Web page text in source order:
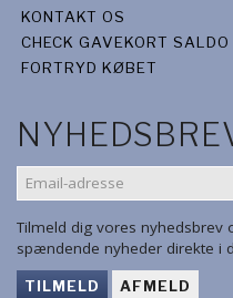
KONTAKT OS
CHECK GAVEKORT SALDO
FORTRYD KØBET
EMAIL-
ADRESSE
Tilmeld dig vores
spændende nyheder direkte i
TILMELD AFMELD